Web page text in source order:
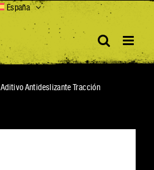
España
Aditivo Antideslizante Tracción